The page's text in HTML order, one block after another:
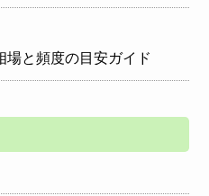
と頻度の目安ガイド